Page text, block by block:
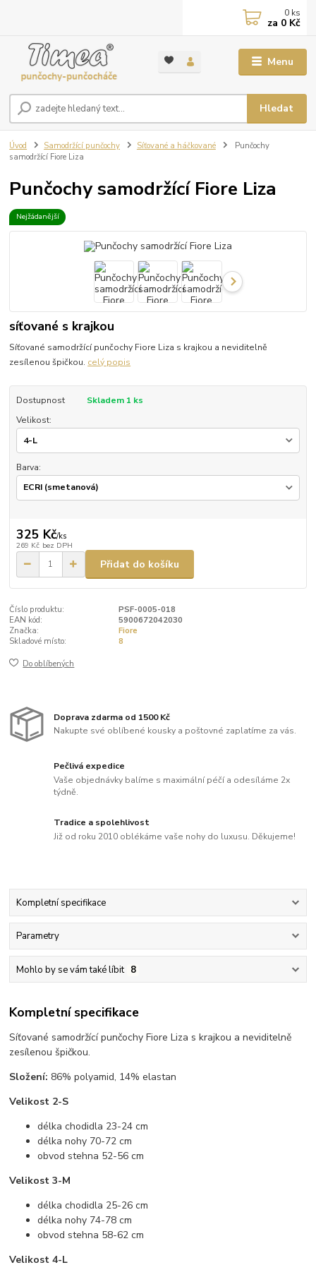
Menu
Hledat
0 ks
za 0 Kč
Úvod Samodržící punčochy Síťované a háčkované
Punčochy
samodržící Fiore Liza
Punčochy samodržící Fiore Liza
Nejžádanější
síťované s krajkou
Síťované samodržící punčochy Fiore Liza s krajkou a neviditelně
zesílenou špičkou. celý popis
Dostupnost
Skladem 1 ks
Velikost:
Barva:
325 Kč/ks
269 Kč bez DPH
Přidat do košíku
Číslo produktu:
PSF-0005-018
EAN kód:
5900672042030
Značka:
Fiore
Skladové místo:
8
Do oblíbených
Doprava zdarma od 1500 Kč
Nakupte své oblíbené kousky a poštovné zaplatíme za vás.
Pečlivá expedice
Vaše objednávky balíme s maximální péčí a odesíláme 2x
týdně.
Tradice a spolehlivost
Již od roku 2010 oblékáme vaše nohy do luxusu. Děkujeme!
Kompletní specifikace
Parametry
Mohlo by se vám také líbit 8
Kompletní specifikace
Síťované samodržící punčochy Fiore Liza s krajkou a neviditelně
zesílenou špičkou.
Složení: 86% polyamid, 14% elastan
Velikost 2-S
délka chodidla 23-24 cm
délka nohy 70-72 cm
obvod stehna 52-56 cm
Velikost 3-M
délka chodidla 25-26 cm
délka nohy 74-78 cm
obvod stehna 58-62 cm
Velikost 4-L